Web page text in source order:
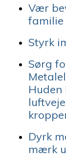
Vær
familie
Styrk
Sørg
Dyrk
mærk